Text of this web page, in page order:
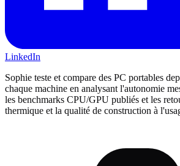
LinkedIn
Sophie teste et compare des PC portables
chaque machine en analysant l'autonomie
les benchmarks CPU/GPU publiés et les
thermique et la qualité de construction à